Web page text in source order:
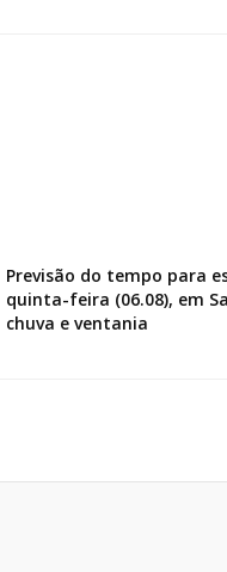
Previsão do tempo para
quinta-feira (06.08), em
chuva e ventania